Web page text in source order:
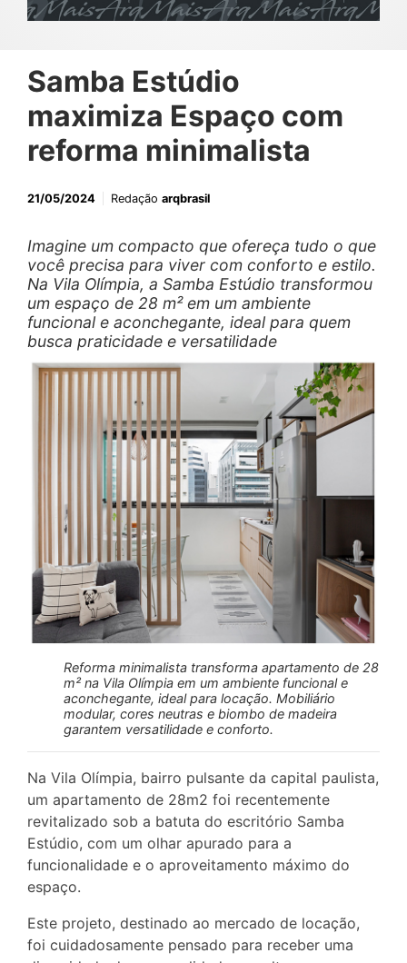
Samba Estúdio
maximiza Espaço com
reforma minimalista
21/05/2024 Redação arqbrasil
Imagine um compacto que ofereça tudo o que
você precisa para viver com conforto e estilo.
Na Vila Olímpia, a Samba Estúdio transformou
um espaço de 28 m² em um ambiente
funcional e aconchegante, ideal para quem
busca praticidade e versatilidade
Reforma minimalista transforma apartamento de 28
m² na Vila Olímpia em um ambiente funcional e
aconchegante, ideal para locação. Mobiliário
modular, cores neutras e biombo de madeira
garantem versatilidade e conforto.
Na Vila Olímpia, bairro pulsante da capital paulista,
um apartamento de 28m2 foi recentemente
revitalizado sob a batuta do escritório Samba
Estúdio, com um olhar apurado para a
funcionalidade e o aproveitamento máximo do
espaço.
Este projeto, destinado ao mercado de locação,
foi cuidadosamente pensado para receber uma